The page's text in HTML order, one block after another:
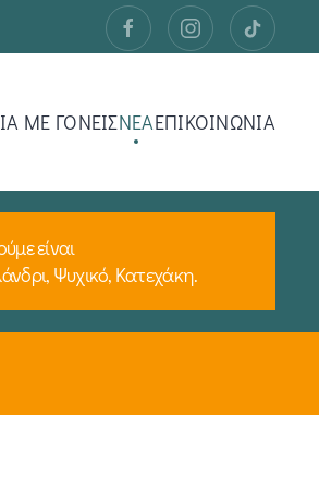
ΜΕ ΓΟΝΕΙΣΝΕΑΕΠΙΚΟΙΝΩΝΙΑ
είναι
Ψυχικό, Κατεχάκη.